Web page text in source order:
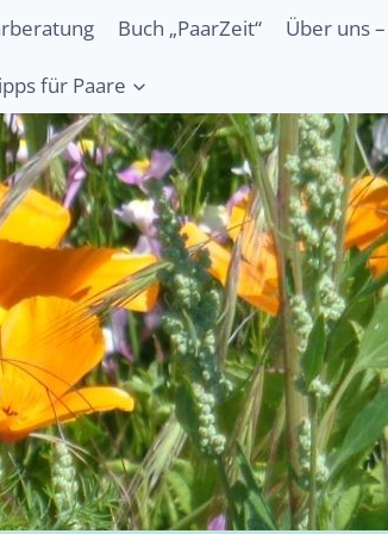
Buch „PaarZeit“ Über uns
für Paare
der